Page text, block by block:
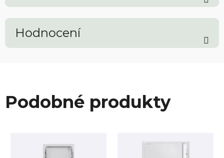
Hodnocení
Podobné produkty